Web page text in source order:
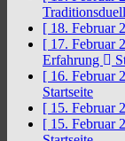
Traditionsduell
[ 18. Februar
[ 17. Februar
Erfahrung
[ 16. Februar
Startseite
[ 15. Februar
[ 15. Februar